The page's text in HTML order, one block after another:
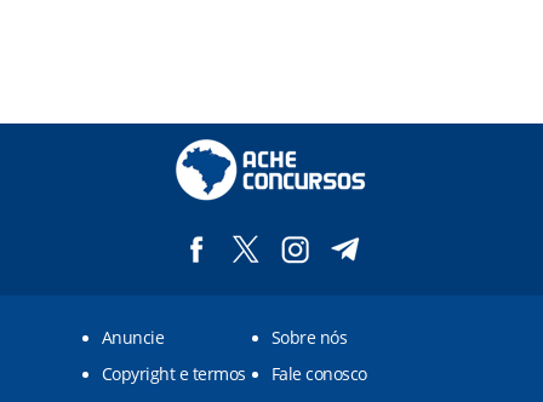
Anuncie
Sobre nós
Copyright e termos
Fale conosco